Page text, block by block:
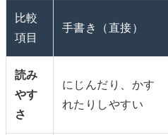
比較
項目
手書き（直接）
読み
やす
さ
にじんだり、かす
れたりしやすい